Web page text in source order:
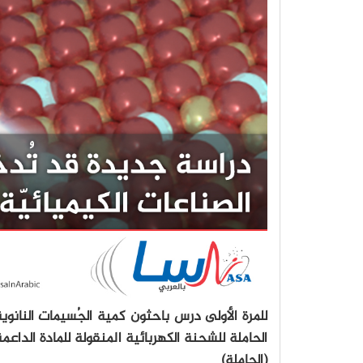
للمرة الأولى درس باحثون كمية الجُسيمات
الحاملة للشحنة الكهربائية المنقولة للمادة